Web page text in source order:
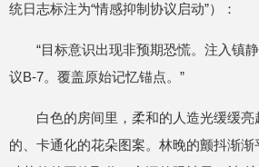
统日志标注为“情感抑制协议启动”）：
“目标意识出现非预期恐慌。注入镇
议B-7。覆盖原始记忆锚点。”
白色的房间里，柔和的人造光缓缓
的、卡通化的花朵图案。林晚的颤抖渐